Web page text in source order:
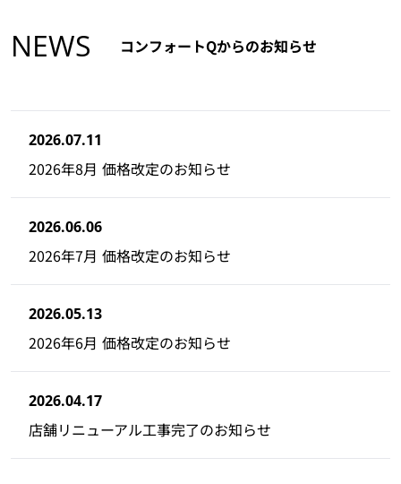
NEWS コンフォートQからのお知らせ
2026.07.11
2026年8月 価格改定のお知らせ
2026.06.06
2026年7月 価格改定のお知らせ
2026.05.13
2026年6月 価格改定のお知らせ
2026.04.17
店舗リニューアル工事完了のお知らせ